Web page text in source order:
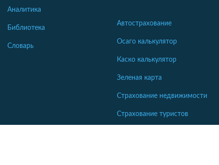
Аналитика
Библиотека
Словарь
Автострахование
Осаго калькулятор
Каско калькулятор
Зеленая карта
Страхование недвижимости
Страхование туристов